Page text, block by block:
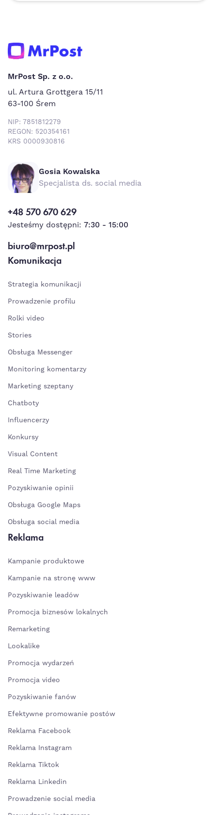
MrPost Sp. z o.o.
ul. Artura Grottgera 15/11
63-100 Śrem
NIP: 7851812279
REGON: 520354161
KRS 0000930816
Gosia Kowalska
Specjalista ds. social media
+48 570 670 629
Jesteśmy dostępni: 7:30 - 15:00
biuro@mrpost.pl
Komunikacja
Strategia komunikacji
Prowadzenie profilu
Rolki video
Stories
Obsługa Messenger
Monitoring komentarzy
Marketing szeptany
Chatboty
Influencerzy
Konkursy
Visual Content
Real Time Marketing
Pozyskiwanie opinii
Obsługa Google Maps
Obsługa social media
Reklama
Kampanie produktowe
Kampanie na stronę www
Pozyskiwanie leadów
Promocja biznesów lokalnych
Remarketing
Lookalike
Promocja wydarzeń
Promocja video
Pozyskiwanie fanów
Efektywne promowanie postów
Reklama Facebook
Reklama Instagram
Reklama Tiktok
Reklama Linkedin
Prowadzenie social media